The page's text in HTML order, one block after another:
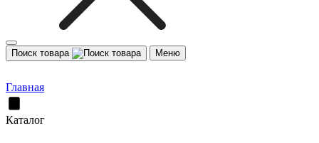
Поиск товара Меню
Главная
Каталог